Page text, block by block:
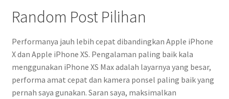
Random Post Pilihan
Performanya jauh lebih cepat dibandingkan Apple iPhone
X dan Apple iPhone XS. Pengalaman paling baik kala
menggunakan iPhone XS Max adalah layarnya yang besar,
performa amat cepat dan kamera ponsel paling baik yang
pernah saya gunakan. Saran saya, maksimalkan